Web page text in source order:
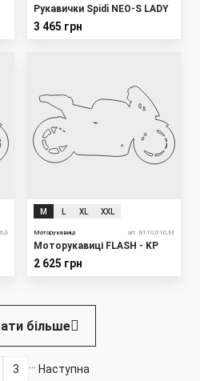
Рукавички Spidi NEO-S LADY
3 465 грн
M XL XXL
Моторукавиці art. B110,010,M
Моторукавиці FLASH - KP
2 625 грн
більше
Page
3
Наступна
Наступна